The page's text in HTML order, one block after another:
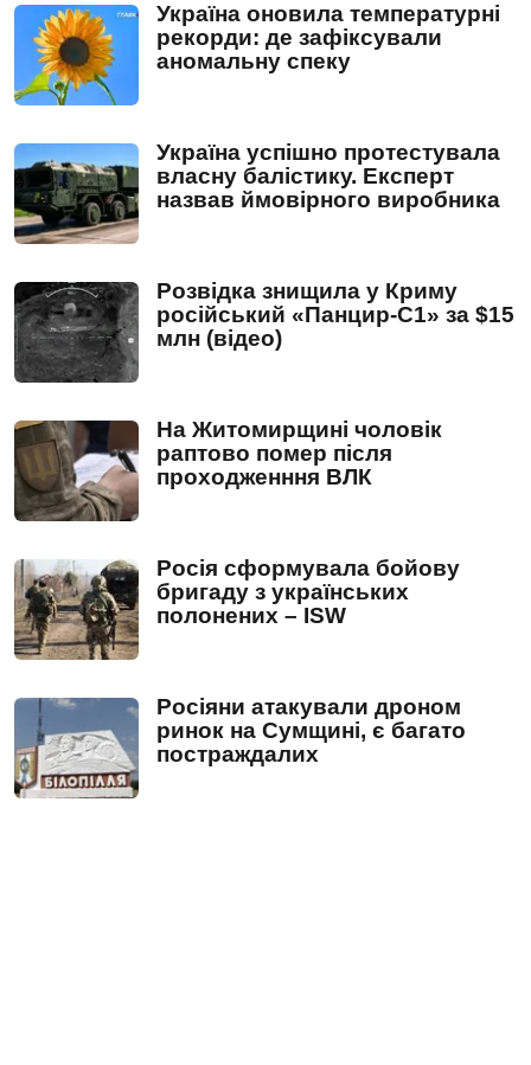
Україна оновила температурні
рекорди: де зафіксували
аномальну спеку
Україна успішно протестувала
власну балістику. Експерт
назвав ймовірного виробника
Розвідка знищила у Криму
російський «Панцир-С1» за $15
млн (відео)
На Житомирщині чоловік
раптово помер після
проходженння ВЛК
Росія сформувала бойову
бригаду з українських
полонених – ISW
Росіяни атакували дроном
ринок на Сумщині, є багато
постраждалих